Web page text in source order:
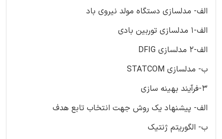
الف- مدلسازی دستگاه مولد نیروی باد
الف-1 مدلسازی توربین بادی
الف-2 مدلسازی DFIG
ب- مدلسازی STATCOM
3-فرآیند بهینه سازی
الف- پیشنهاد یک روش جهت انتخاب تابع هدف
ب- الگوریتم ژنتیک